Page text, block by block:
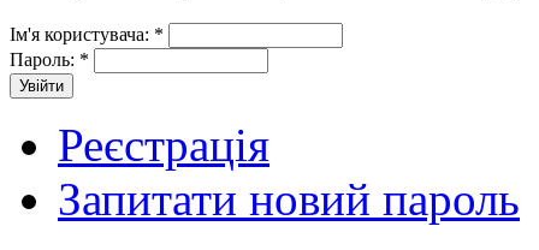
Ім'я користувача: *
Пароль: *
Реєстрація
Запитати новий пароль